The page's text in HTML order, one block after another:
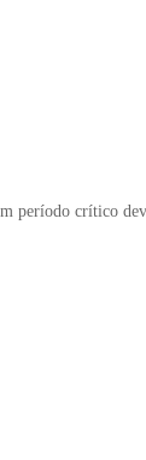
período crítico